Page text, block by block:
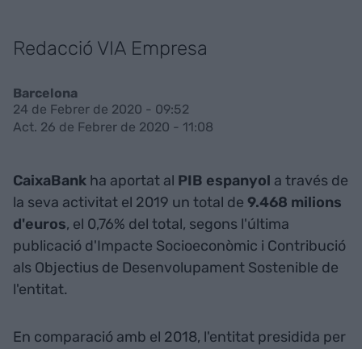
Redacció VIA Empresa
Barcelona
24 de Febrer de 2020 - 09:52
Act. 26 de Febrer de 2020 - 11:08
CaixaBank ha aportat al PIB espanyol a través de
la seva activitat el 2019 un total de 9.468 milions
d'euros, el 0,76% del total, segons l'última
publicació d'Impacte Socioeconòmic i Contribució
als Objectius de Desenvolupament Sostenible de
l'entitat.
En comparació amb el 2018, l'entitat presidida per